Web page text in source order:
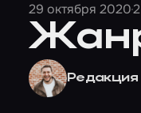
29 октября 2020
Редакция